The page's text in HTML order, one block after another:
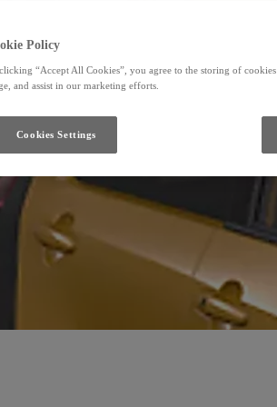
Policy
“Accept All Cookies”, you agree to the storing of
and assist in our marketing efforts.
Cookies Settings